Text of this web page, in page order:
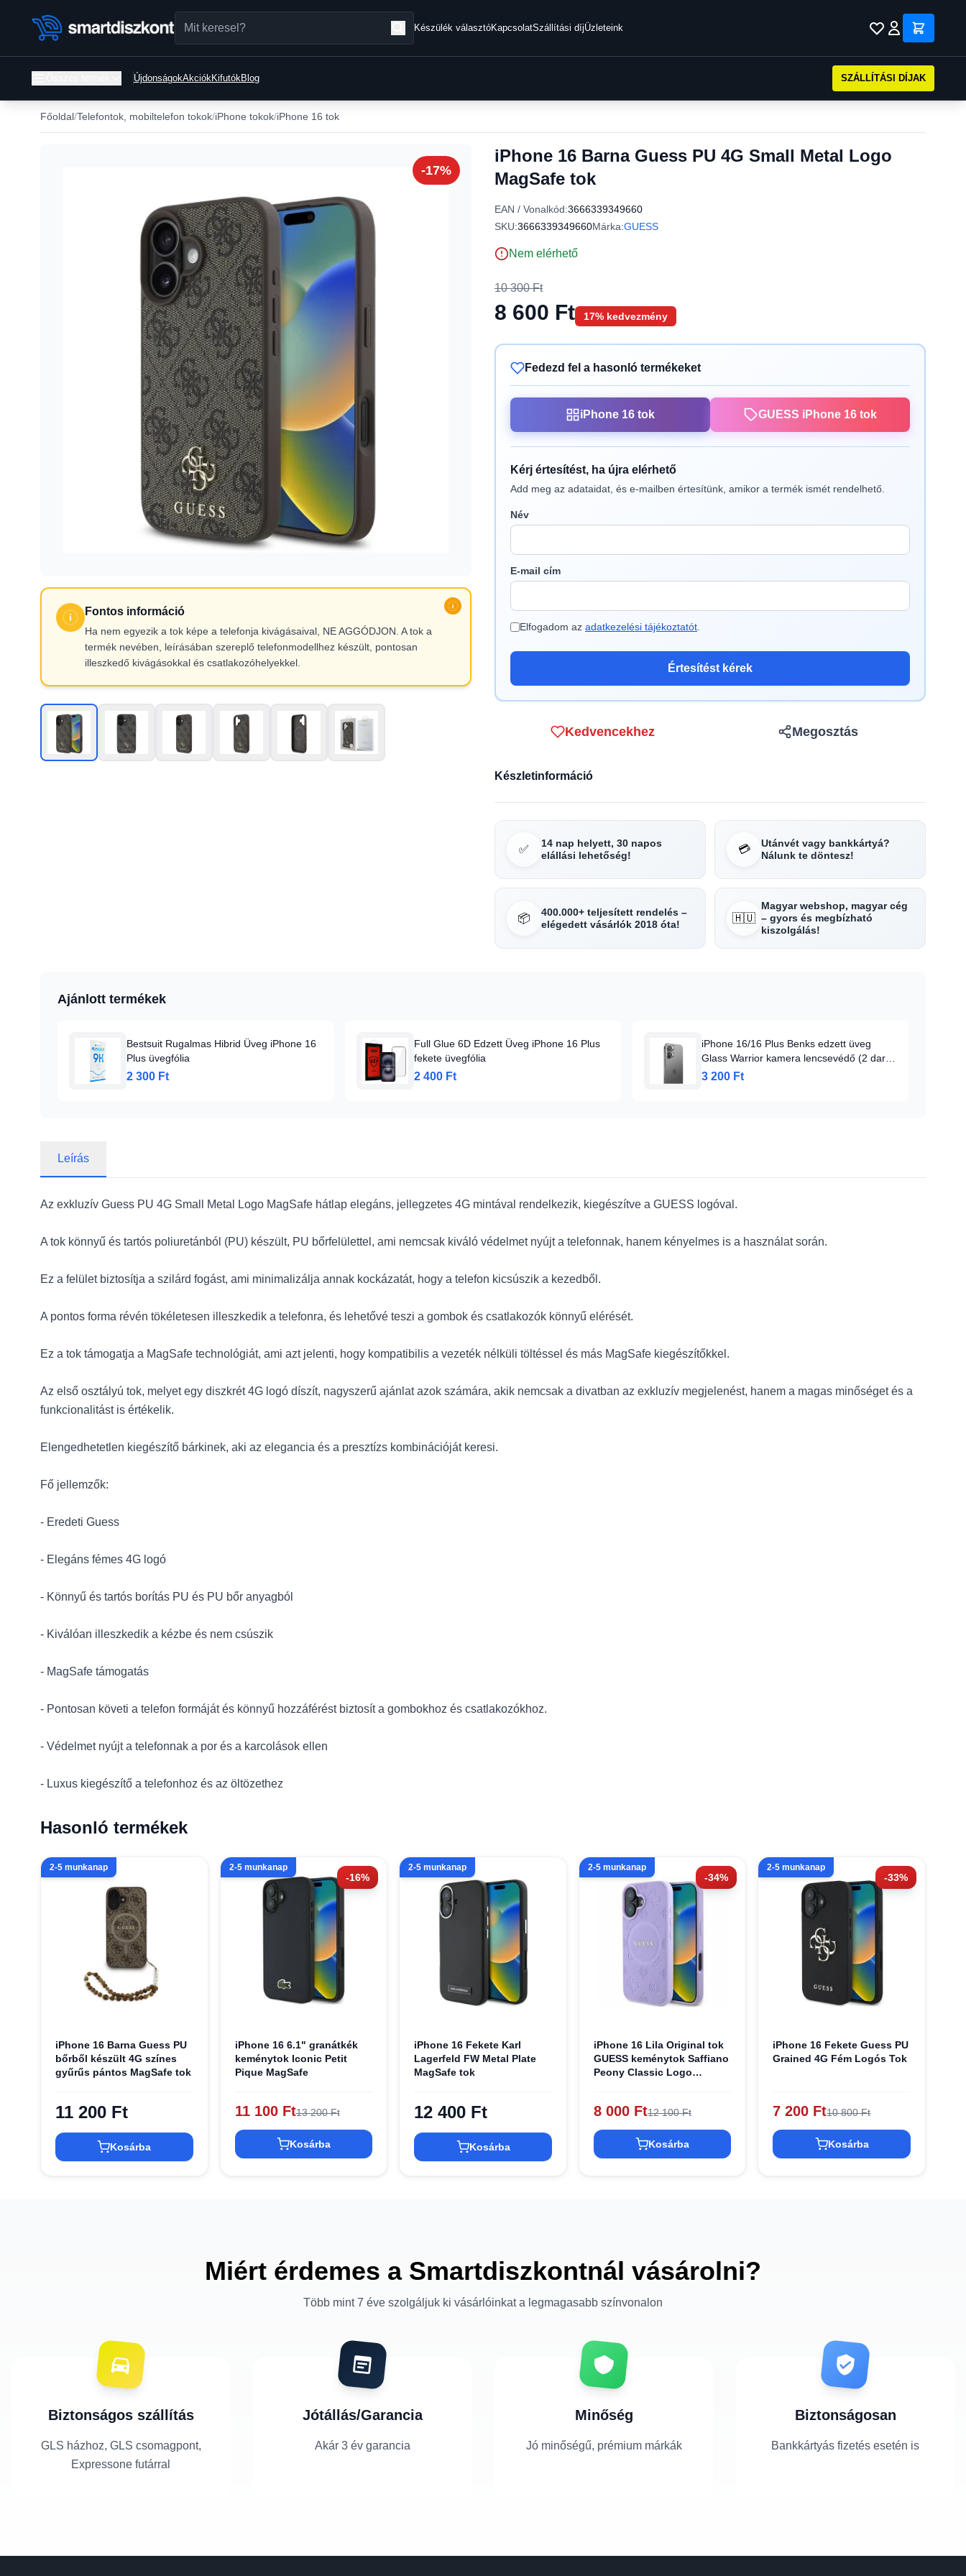
Készülék választóKapcsolatSzállítási díjÜzleteink
ÚjdonságokAkciókKifutókBlog SZÁLLÍTÁSI DÍJAK
Főoldal Telefontok, mobiltelefon tokok iPhone tokok iPhone 16 tok
Fontos információ
Ha nem egyezik a tok képe a telefonja kivágásaival, NE AGGÓDJON. A tok a
termék nevében, leírásában szereplő telefonmodellhez készült, pontosan
illeszkedő kivágásokkal és csatlakozóhelyekkel.
-17%
iPhone 16 Barna Guess PU 4G Small Metal Logo
MagSafe tok
EAN / Vonalkód:3666339349660
SKU:3666339349660Márka:GUESS
Nem elérhető
10 300 Ft
8 600 Ft 17% kedvezmény
Fedezd fel a hasonló termékeket
iPhone 16 tok GUESS iPhone 16 tok
Kérj értesítést, ha újra elérhető
Add meg az adataidat, és e-mailben értesítünk, amikor a termék ismét rendelhető.
Név
E-mail cím
Elfogadom az adatkezelési tájékoztatót
Értesítést kérek
Kedvencekhez Megosztás
Készletinformáció
✅
14 nap helyett, 30 napos
elállási lehetőség!
💳
Utánvét vagy bankkártyá?
Nálunk te döntesz!
📦
400.000+ teljesített rendelés –
elégedett vásárlók 2018 óta!
🇭🇺
Magyar webshop, magyar cég
– gyors és megbízható
kiszolgálás!
Ajánlott termékek
Bestsuit Rugalmas Hibrid Üveg iPhone 16
Plus üvegfólia
2 300 Ft
Full Glue 6D Edzett Üveg iPhone 16 Plus
fekete üvegfólia
2 400 Ft
iPhone 16/16 Plus Benks edzett üveg
Glass Warrior kamera lencsevédő (2 darab
lencse) szürke üvegfólia
3 200 Ft
Leírás
Az exkluzív Guess PU 4G Small Metal Logo MagSafe hátlap elegáns, jellegzetes 4G mintával rendelkezik, kiegészítve a GUESS logóval.
A tok könnyű és tartós poliuretánból (PU) készült, PU bőrfelülettel, ami nemcsak kiváló védelmet nyújt a telefonnak, hanem kényelmes is a használat során.
Ez a felület biztosítja a szilárd fogást, ami minimalizálja annak kockázatát, hogy a telefon kicsúszik a kezedből.
A pontos forma révén tökéletesen illeszkedik a telefonra, és lehetővé teszi a gombok és csatlakozók könnyű elérését.
Ez a tok támogatja a MagSafe technológiát, ami azt jelenti, hogy kompatibilis a vezeték nélküli töltéssel és más MagSafe kiegészítőkkel.
Az első osztályú tok, melyet egy diszkrét 4G logó díszít, nagyszerű ajánlat azok számára, akik nemcsak a divatban az exkluzív megjelenést, hanem a magas minőséget és a
funkcionalitást is értékelik.
Elengedhetetlen kiegészítő bárkinek, aki az elegancia és a presztízs kombinációját keresi.
Fő jellemzők:
- Eredeti Guess
- Elegáns fémes 4G logó
- Könnyű és tartós borítás PU és PU bőr anyagból
- Kiválóan illeszkedik a kézbe és nem csúszik
- MagSafe támogatás
- Pontosan követi a telefon formáját és könnyű hozzáférést biztosít a gombokhoz és csatlakozókhoz.
- Védelmet nyújt a telefonnak a por és a karcolások ellen
- Luxus kiegészítő a telefonhoz és az öltözethez
Hasonló termékek
2-5 munkanap
iPhone 16 Barna Guess PU
bőrből készült 4G színes
gyűrűs pántos MagSafe tok
11 200 Ft
Kosárba
-16%
2-5 munkanap
iPhone 16 6.1" granátkék
keménytok Iconic Petit
Pique MagSafe
11 100 Ft13 200 Ft
Kosárba
2-5 munkanap
iPhone 16 Fekete Karl
Lagerfeld FW Metal Plate
MagSafe tok
12 400 Ft
Kosárba
-34%
2-5 munkanap
iPhone 16 Lila Original tok
GUESS keménytok Saffiano
Peony Classic Logo
8 000 Ft12 100 Ft
Kosárba
-33%
2-5 munkanap
iPhone 16 Fekete Guess PU
Grained 4G Fém Logós Tok
7 200 Ft10 800 Ft
Kosárba
Miért érdemes a Smartdiszkontnál vásárolni?
Több mint 7 éve szolgáljuk ki vásárlóinkat a legmagasabb színvonalon
Biztonságos szállítás
GLS házhoz, GLS csomagpont,
Expressone futárral
Jótállás/Garancia
Akár 3 év garancia
Minőség
Jó minőségű, prémium márkák
Biztonságosan
Bankkártyás fizetés esetén is